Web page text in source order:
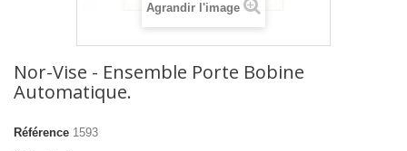
Agrandir l'image
Nor-Vise - Ensemble Porte Bobine
Automatique.
Référence 1593